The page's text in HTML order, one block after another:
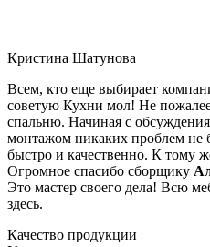
Кристина Шатунова
Всем, кто еще выбирает
советую Кухни мол! Не
спальню. Начиная с обсуждения
монтажом никаких проблем не
быстро и качественно. К тому
Огромное спасибо сборщику
Это мастер своего дела! Всю
здесь.
Качество продукции